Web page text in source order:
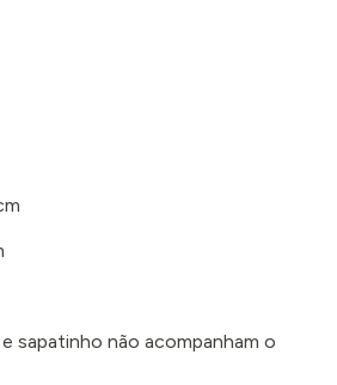
sapatinho não acompanham o